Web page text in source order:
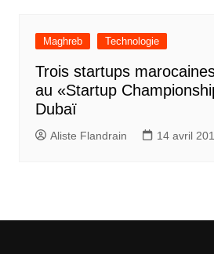
Maghreb Technologie
Trois startups
au «Startup
Dubaï
Aliste Flandrain 14 avril